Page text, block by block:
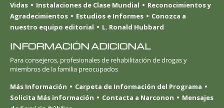
Vidas
Instalaciones de Clase Mundial
Reconocimientos y
Agradecimientos
Estudios e Informes
Conozca a
nuestro equipo editorial
L. Ronald Hubbard
INFORMACIÓN ADICIONAL
Para consejeros, profesionales de rehabilitación de drogas y
miembros de la familia preocupados
Más Información
Carpeta de Información del Programa
Solicita Más información
Contacta a Narconon
Mensajes